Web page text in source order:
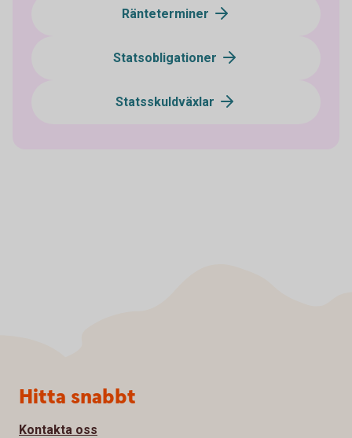
Ränteterminer
Statsobligationer
Statsskuldväxlar
Sidfot
Hitta snabbt
Kontakta oss